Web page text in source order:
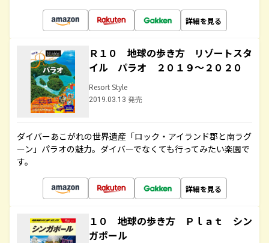
詳細を見る
Ｒ１０ 地球の歩き方 リゾートスタ
イル パラオ ２０１９～２０２０
Resort Style
2019.03.13 発売
ダイバーあこがれの世界遺産「ロック・アイランド郡と南ラグ
ーン」パラオの魅力。ダイバーでなくても行ってみたい楽園で
す。
詳細を見る
１０ 地球の歩き方 Ｐｌａｔ シン
ガポール